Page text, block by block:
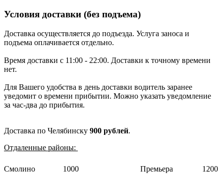
Условия доставки (без подъема)
Доставка осуществляется до подъезда. Услуга заноса и
подъема оплачивается отдельно.
Время доставки с 11:00 - 22:00. Доставки к точному времени
нет.
Для Вашего удобства в день доставки водитель заранее
уведомит о времени прибытии. Можно указать уведомление
за час-два до прибытия.
Доставка по Челябинску 900 рублей.
Отдаленные районы:
Смолино 1000 Премьера
1200